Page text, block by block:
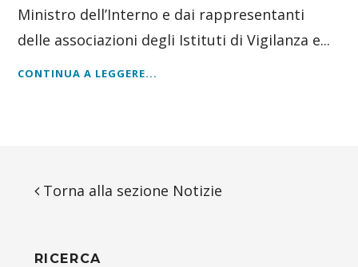
Ministro dell’Interno e dai rappresentanti
delle associazioni degli Istituti di Vigilanza e...
CONTINUA A LEGGERE...
Torna alla sezione Notizie
RICERCA